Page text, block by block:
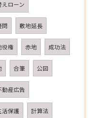
えローン
問 敷地延長
役権 赤地 成功法
合筆 公図
動産広告
活保護 計算法